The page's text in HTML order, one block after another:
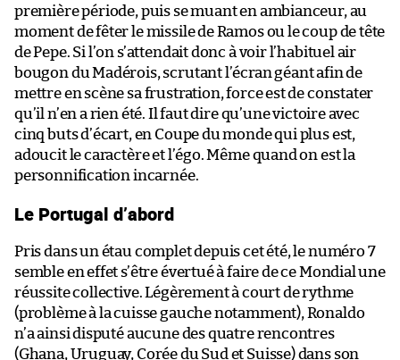
première période, puis se muant en ambianceur, au
moment de fêter le missile de Ramos ou le coup de tête
de Pepe. Si l’on s’attendait donc à voir l’habituel air
bougon du Madérois, scrutant l’écran géant afin de
mettre en scène sa frustration, force est de constater
qu’il n’en a rien été. Il faut dire qu’une victoire avec
cinq buts d’écart, en Coupe du monde qui plus est,
adoucit le caractère et l’égo. Même quand on est la
personnification incarnée.
Le Portugal d’abord
Pris dans un étau complet depuis cet été, le numéro 7
semble en effet s’être évertué à faire de ce Mondial une
réussite collective. Légèrement à court de rythme
(problème à la cuisse gauche notamment), Ronaldo
n’a ainsi disputé aucune des quatre rencontres
(Ghana, Uruguay, Corée du Sud et Suisse) dans son